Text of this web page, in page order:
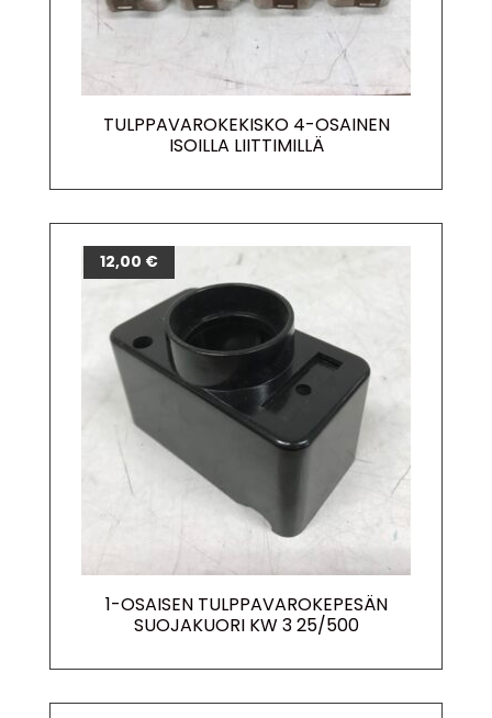
TULPPAVAROKEKISKO 4-OSAINEN
ISOILLA LIITTIMILLÄ
1-OSAISEN TULPPAVAROKEPESÄN
SUOJAKUORI KW 3 25/500
12,00 €